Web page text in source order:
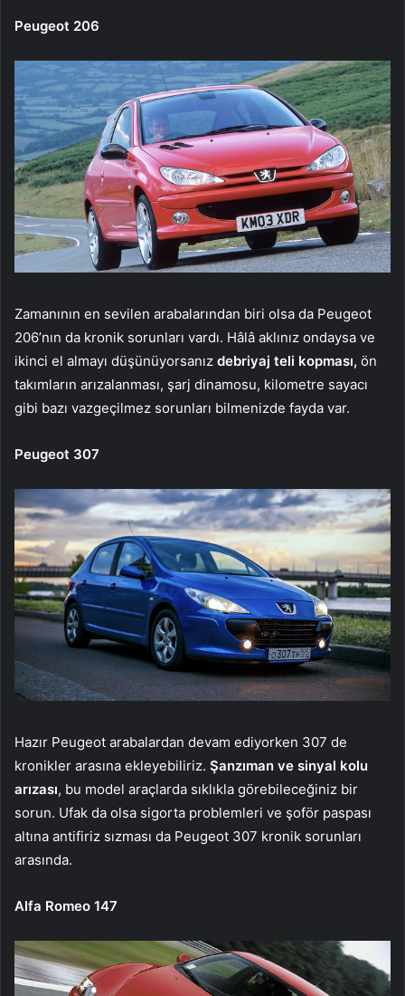
Peugeot 206
Zamanının en sevilen arabalarından biri olsa da Peugeot
206’nın da kronik sorunları vardı. Hâlâ aklınız ondaysa ve
ikinci el almayı düşünüyorsanız debriyaj teli kopması, ön
takımların arızalanması, şarj dinamosu, kilometre sayacı
gibi bazı vazgeçilmez sorunları bilmenizde fayda var.
Peugeot 307
Hazır Peugeot arabalardan devam ediyorken 307 de
kronikler arasına ekleyebiliriz. Şanzıman ve sinyal kolu
arızası, bu model araçlarda sıklıkla görebileceğiniz bir
sorun. Ufak da olsa sigorta problemleri ve şoför paspası
altına antifiriz sızması da Peugeot 307 kronik sorunları
arasında.
Alfa Romeo 147